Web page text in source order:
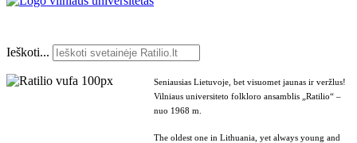
Ieškoti...
Seniausias Lietuvoje, bet visuomet jaunas ir veržlus!
Vilniaus universiteto folkloro ansamblis „Ratilio“ –
nuo 1968 m.
The oldest one in Lithuania, yet always young and